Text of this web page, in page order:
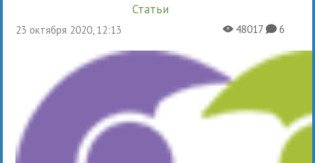
Статьи
23 октября 2020, 12:13 X48017K6